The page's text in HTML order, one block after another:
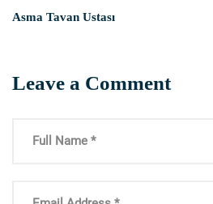
Asma Tavan Ustası
Leave a Comment